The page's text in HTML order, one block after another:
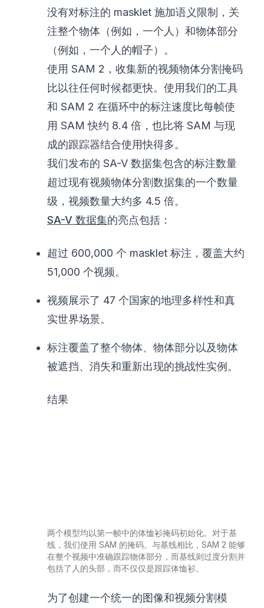
没有对标注的 masklet 施加语义限制，关
注整个物体（例如，一个人）和物体部分
（例如，一个人的帽子）。
使用 SAM 2，收集新的视频物体分割掩码
比以往任何时候都更快。使用我们的工具
和 SAM 2 在循环中的标注速度比每帧使
用 SAM 快约 8.4 倍，也比将 SAM 与现
成的跟踪器结合使用快得多。
我们发布的 SA-V 数据集包含的标注数量
超过现有视频物体分割数据集的一个数量
级，视频数量大约多 4.5 倍。
SA-V 数据集的亮点包括：
超过 600,000 个 masklet 标注，覆盖大约
51,000 个视频。
视频展示了 47 个国家的地理多样性和真
实世界场景。
标注覆盖了整个物体、物体部分以及物体
被遮挡、消失和重新出现的挑战性实例。
结果
两个模型均以第一帧中的体恤衫掩码初始化。对于基
线，我们使用 SAM 的掩码。与基线相比，SAM 2 能够
在整个视频中准确跟踪物体部分，而基线则过度分割并
包括了人的头部，而不仅仅是跟踪体恤衫。
为了创建一个统一的图像和视频分割模